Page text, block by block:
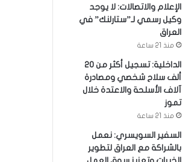
الإعلام والاتصالات: لا يوجد
وكيل رسمي لـ”ستارلنك” في
العراق
منذ 21 ساعة
الداخلية: تسجيل أكثر من 20
ألف سلاح شخصي ومصادرة
آلاف الأسلحة والاعتدة خلال
تموز
منذ 21 ساعة
السفير السويسري: نعمل
بالشراكة مع العراق لتطوير